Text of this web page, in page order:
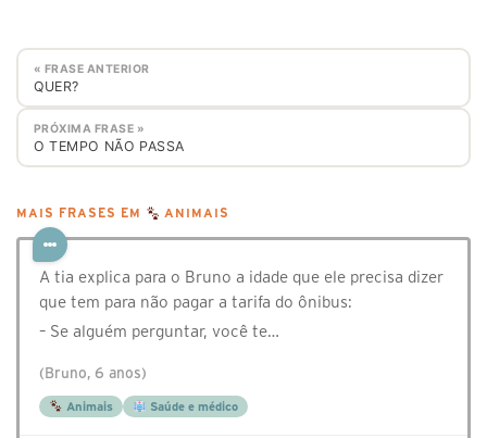
« FRASE ANTERIOR
QUER?
PRÓXIMA FRASE »
O TEMPO NÃO PASSA
MAIS FRASES EM ANIMAIS
A tia explica para o Bruno a idade que ele precisa dizer
que tem para não pagar a tarifa do ônibus:
– Se alguém perguntar, você te…
(Bruno, 6 anos)
Animais Saúde e médico